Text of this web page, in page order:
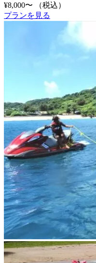
¥8,000〜
（税込）
プランを見る